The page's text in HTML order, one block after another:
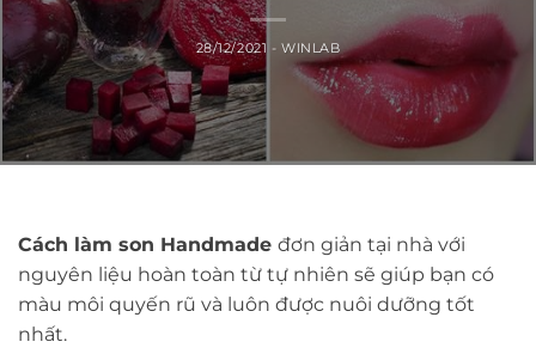
28/12/2021 - WINLAB
Cách làm son Handmade đơn giản tại nhà với
nguyên liệu hoàn toàn từ tự nhiên sẽ giúp bạn có
màu môi quyến rũ và luôn được nuôi dưỡng tốt
nhất.